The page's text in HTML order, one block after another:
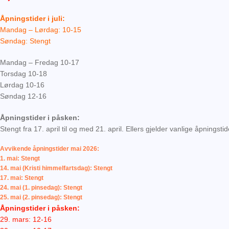
Åpningstider i juli:
Mandag – Lørdag: 10-15
Søndag: Stengt
Mandag – Fredag 10-17
Torsdag 10-18
Lørdag 10-16
Søndag 12-16
Åpningstider i påsken:
Stengt fra 17. april til og med 21. april. Ellers gjelder vanlige
Avvikende åpningstider mai 2026:
1. mai: Stengt
14. mai (Kristi himmelfartsdag): Stengt
17. mai: Stengt
24. mai (1. pinsedag): Stengt
25. mai (2. pinsedag): Stengt
Åpningstider i påsken:
29. mars: 12-16